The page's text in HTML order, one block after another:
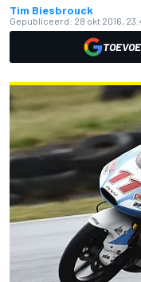
Tim Biesbrouck
Gepubliceerd: 28 okt 2016,